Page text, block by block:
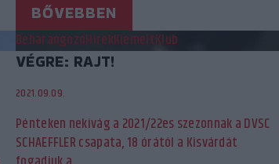
BŐVEBBEN
BeharangozóHírekKiemeltKlub
VÉGRE: RAJT!
2021.09.09.
Pénteken nekivág a 2021/22es szezonnak a DVSC
SCHAEFFLER csapata, 18 órától a Kisvárdát